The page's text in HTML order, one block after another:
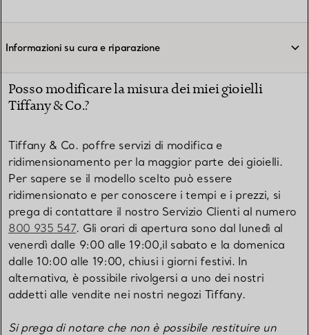
Informazioni su cura e riparazione
Posso modificare la misura dei miei gioielli
Tiffany & Co.?
Tiffany & Co. poffre servizi di modifica e
ridimensionamento per la maggior parte dei gioielli.
Per sapere se il modello scelto può essere
ridimensionato e per conoscere i tempi e i prezzi, si
prega di contattare il nostro Servizio Clienti al numero
800 935 547. Gli orari di apertura sono dal lunedì al
venerdì dalle 9:00 alle 19:00,il sabato e la domenica
dalle 10:00 alle 19:00, chiusi i giorni festivi. In
alternativa, è possibile rivolgersi a uno dei nostri
addetti alle vendite nei nostri negozi Tiffany.
Si prega di notare che non è possibile restituire un